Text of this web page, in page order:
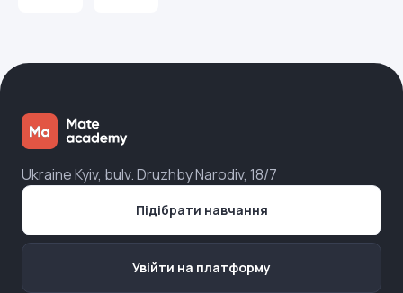
Ukraine Kyiv, bulv. Druzhby Narodiv, 18/7
Підібрати навчання
Увійти на платформу